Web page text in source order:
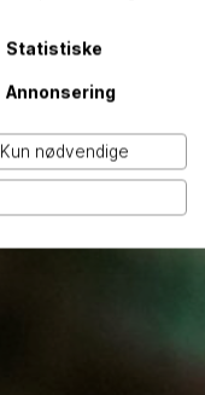
Statistiske
Annonsering
Kun nødvendige